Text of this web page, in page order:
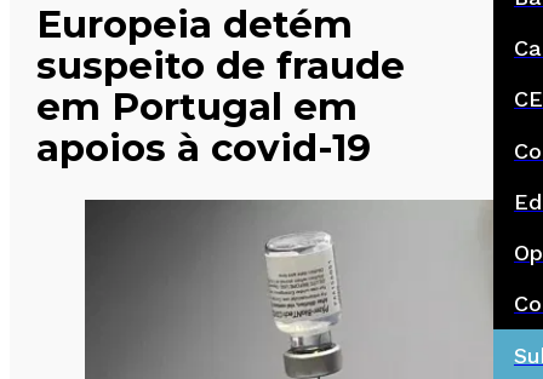
Europeia detém
suspeito de fraude
em Portugal em
apoios à covid-19